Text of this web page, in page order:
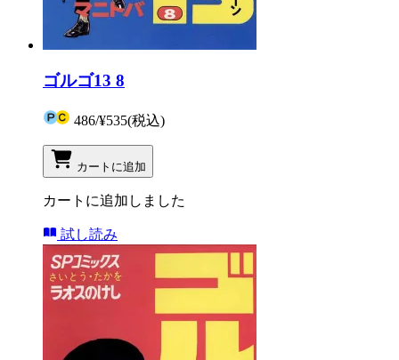
ゴルゴ13 8
486/¥535(税込)
カートに追加
カートに追加しました
試し読み